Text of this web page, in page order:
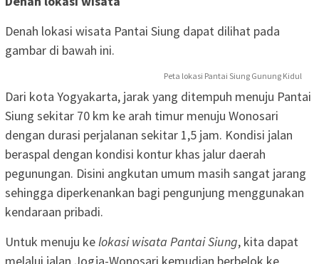
Denah lokasi wisata Pantai Siung dapat dilihat pada
gambar di bawah ini.
Peta lokasi Pantai Siung Gunung Kidul
Dari kota Yogyakarta, jarak yang ditempuh menuju Pantai
Siung sekitar 70 km ke arah timur menuju Wonosari
dengan durasi perjalanan sekitar 1,5 jam. Kondisi jalan
beraspal dengan kondisi kontur khas jalur daerah
pegunungan. Disini angkutan umum masih sangat jarang
sehingga diperkenankan bagi pengunjung menggunakan
kendaraan pribadi.
Untuk menuju kelokasi wisata Pantai Siung, kita dapat